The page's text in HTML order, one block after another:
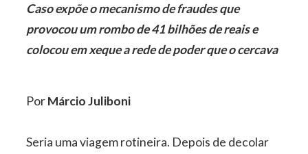
Caso expõe o mecanismo de fraudes que
provocou um rombo de 41 bilhões de reais e
colocou em xeque a rede de poder que o cercava
PorMárcio Juliboni
Seria uma viagem rotineira. Depois de decolar